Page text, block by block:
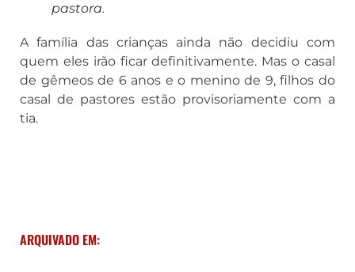
pastora.
A família das crianças ainda não decidiu com
quem eles irão ficar definitivamente. Mas o casal
de gêmeos de 6 anos e o menino de 9, filhos do
casal de pastores estão provisoriamente com a
tia.
ARQUIVADO EM: